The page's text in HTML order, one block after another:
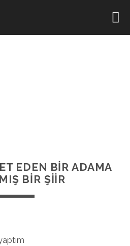
EDEN BİR ADAMA
BİR ŞİİR